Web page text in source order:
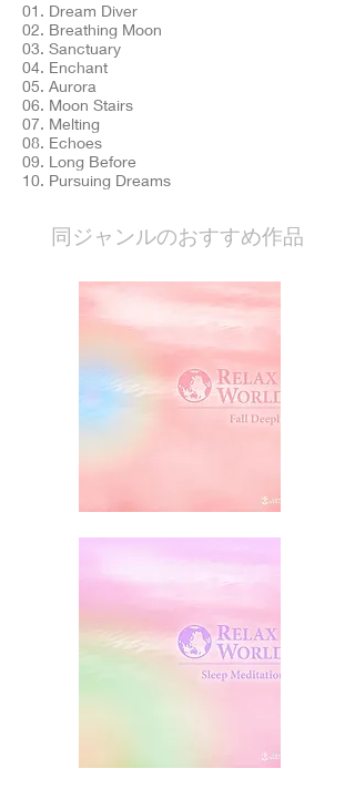
01. Dream Diver
02. Breathing Moon
03. Sanctuary
04. Enchant
05. Aurora
06. Moon Stairs
07. Melting
08. Echoes
09. Long Before
10. Pursuing Dreams
​同ジャンルのおすすめ作品